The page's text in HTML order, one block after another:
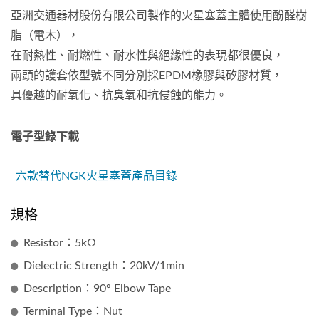
亞洲交通器材股份有限公司製作的火星塞蓋主體使用酚醛樹
脂（電木），
在耐熱性、耐燃性、耐水性與絕緣性的表現都很優良，
兩頭的護套依型號不同分別採EPDM橡膠與矽膠材質，
具優越的耐氧化、抗臭氧和抗侵蝕的能力。
電子型錄下載
六款替代NGK火星塞蓋產品目錄
規格
Resistor：5kΩ
Dielectric Strength：20kV/1min
Description：90° Elbow Tape
Terminal Type：Nut